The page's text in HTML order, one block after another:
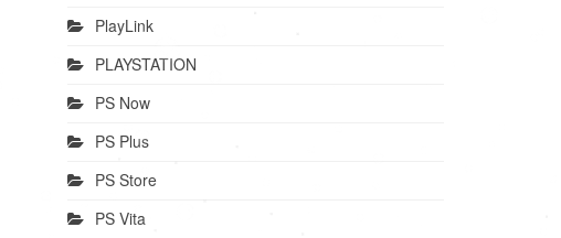
PlayLink
PLAYSTATION
PS Now
PS Plus
PS Store
PS Vita